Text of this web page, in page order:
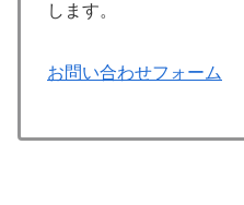
します。
お問い合わせフォーム